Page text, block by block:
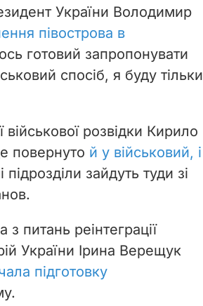
України Володимир
півострова в
готовий запропонувати
спосіб, я буду тільки
військової розвідки Кирило
повернуто й у військовий, і
зайдуть туди зі
питань реінтеграції
України Ірина Верещук
підготовку